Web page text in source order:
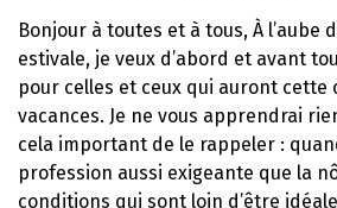
Bonjour à toutes et à tous, À l’aube
estivale, je veux d’abord et avant
pour celles et ceux qui auront cette
vacances. Je ne vous apprendrai
cela important de le rappeler :
profession aussi exigeante que la
conditions qui sont loin d’être